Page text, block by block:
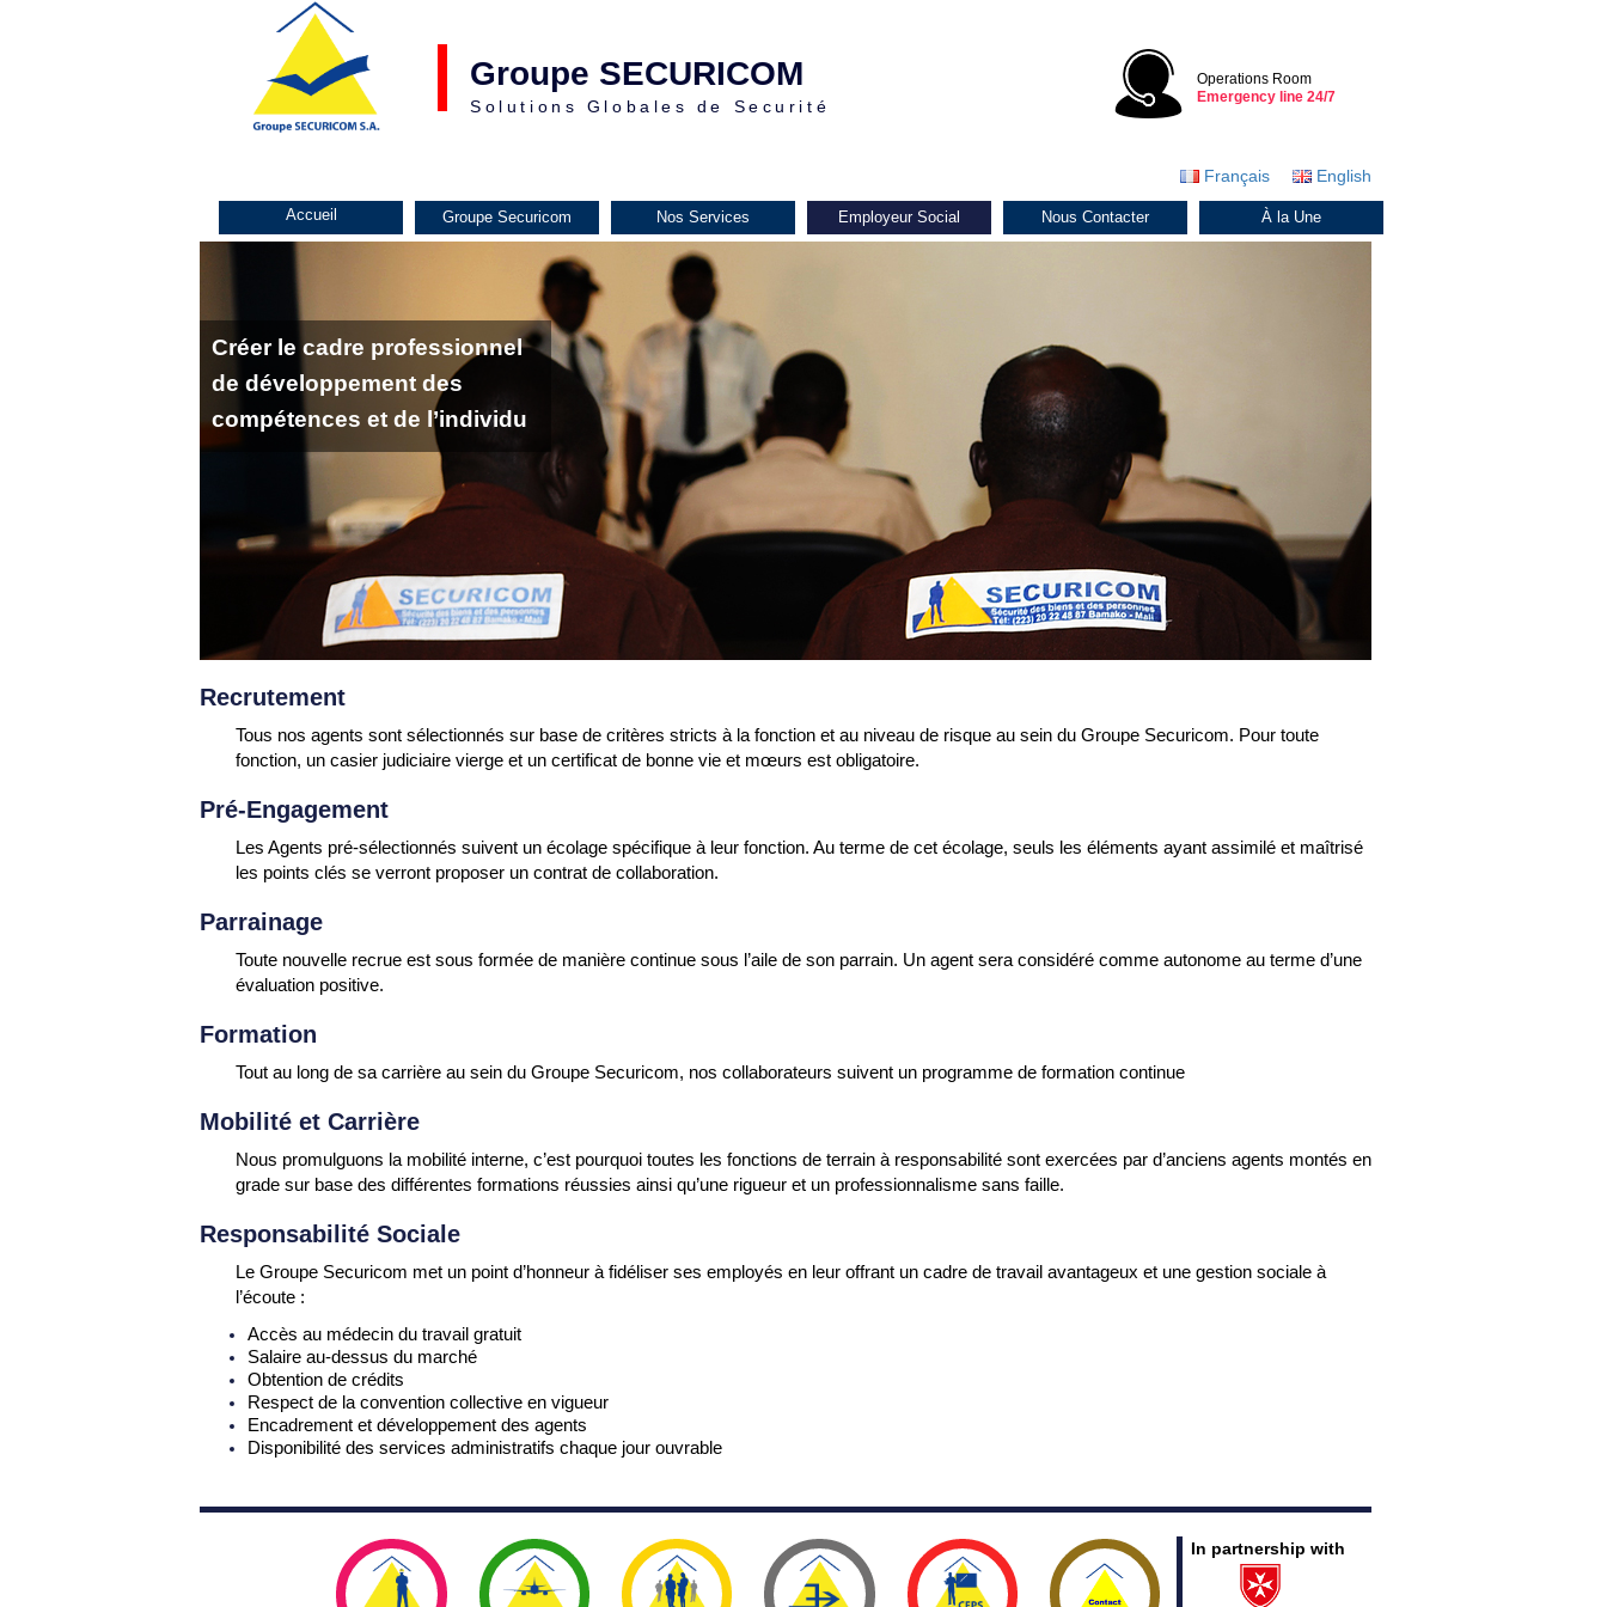
Groupe SECURICOM
Solutions Globales de Securité
Operations Room
Emergency line 24/7
Français English
Accueil Groupe Securicom Nos Services Employeur Social Nous Contacter À la Une
Créer le cadre professionnel
de développement des
compétences et de l’individu
Recrutement
Tous nos agents sont sélectionnés sur base de critères stricts à la fonction et au niveau de risque au sein du Groupe Securicom. Pour toute
fonction, un casier judiciaire vierge et un certificat de bonne vie et mœurs est obligatoire.
Pré-Engagement
Les Agents pré-sélectionnés suivent un écolage spécifique à leur fonction. Au terme de cet écolage, seuls les éléments ayant assimilé et maîtrisé
les points clés se verront proposer un contrat de collaboration.
Parrainage
Toute nouvelle recrue est sous formée de manière continue sous l’aile de son parrain. Un agent sera considéré comme autonome au terme d’une
évaluation positive.
Formation
Tout au long de sa carrière au sein du Groupe Securicom, nos collaborateurs suivent un programme de formation continue
Mobilité et Carrière
Nous promulguons la mobilité interne, c’est pourquoi toutes les fonctions de terrain à responsabilité sont exercées par d’anciens agents montés en
grade sur base des différentes formations réussies ainsi qu’une rigueur et un professionnalisme sans faille.
Responsabilité Sociale
Le Groupe Securicom met un point d’honneur à fidéliser ses employés en leur offrant un cadre de travail avantageux et une gestion sociale à
l’écoute :
Accès au médecin du travail gratuit
Salaire au-dessus du marché
Obtention de crédits
Respect de la convention collective en vigueur
Encadrement et développement des agents
Disponibilité des services administratifs chaque jour ouvrable
In partnership with